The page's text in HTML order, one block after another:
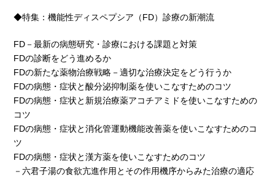
◆特集：機能性ディスペプシア（FD）診療の新潮流
FD－最新の病態研究・診療における課題と対策
FDの診断をどう進めるか
FDの新たな薬物治療戦略－適切な治療決定をどう行うか
FDの病態・症状と酸分泌抑制薬を使いこなすためのコツ
FDの病態・症状と新規治療薬アコチアミドを使いこなすための
コツ
FDの病態・症状と消化管運動機能改善薬を使いこなすためのコ
ツ
FDの病態・症状と漢方薬を使いこなすためのコツ
－六君子湯の食欲亢進作用とその作用機序からみた治療の適応